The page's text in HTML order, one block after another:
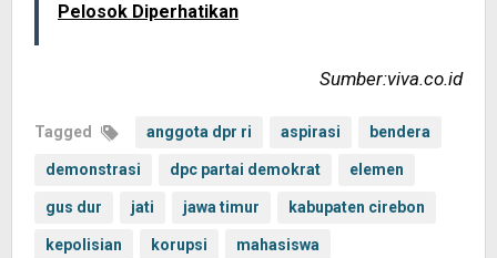
Pelosok Diperhatikan
Sumber:viva.co.id
Tagged anggota dpr ri aspirasi bendera
demonstrasi dpc partai demokrat elemen
gus dur jati jawa timur kabupaten cirebon
kepolisian korupsi mahasiswa